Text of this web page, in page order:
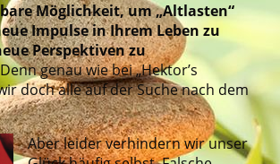
Möglichkeit, um „Altlasten“
Impulse in Ihrem Leben zu
Perspektiven zu
Denn genau wie bei „Hektor’s
doch alle auf der Suche nach dem
Aber leider verhindern wir unser